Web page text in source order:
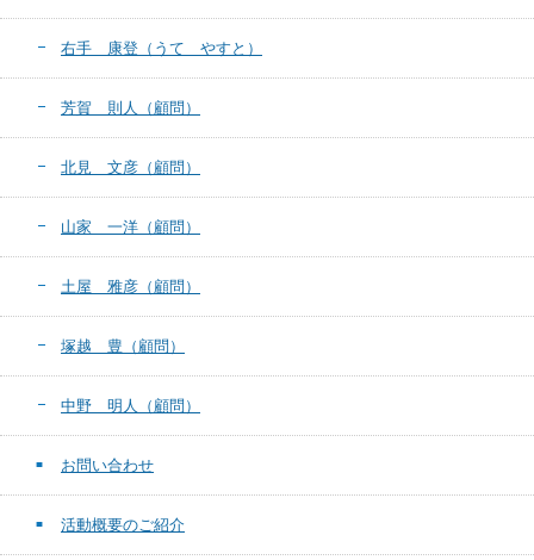
右手 康登（うて やすと）
芳賀 則人（顧問）
北見 文彦（顧問）
山家 一洋（顧問）
土屋 雅彦（顧問）
塚越 豊（顧問）
中野 明人（顧問）
お問い合わせ
活動概要のご紹介